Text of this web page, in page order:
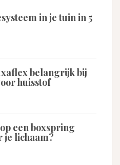
in je tuin in 5
belangrijk bij
huisstof
een boxspring
je lichaam?